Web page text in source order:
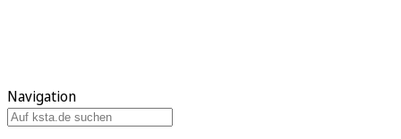
Navigation